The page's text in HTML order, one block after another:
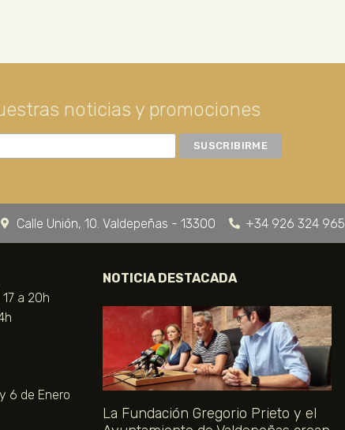
noticias y promociones
Calle Unión, 10. Valdepeñas - 13300 +34 926 324 965
a 20h
6 de Enero
NOTICIA DESTACADA
La Fundación Gregorio Prieto y el